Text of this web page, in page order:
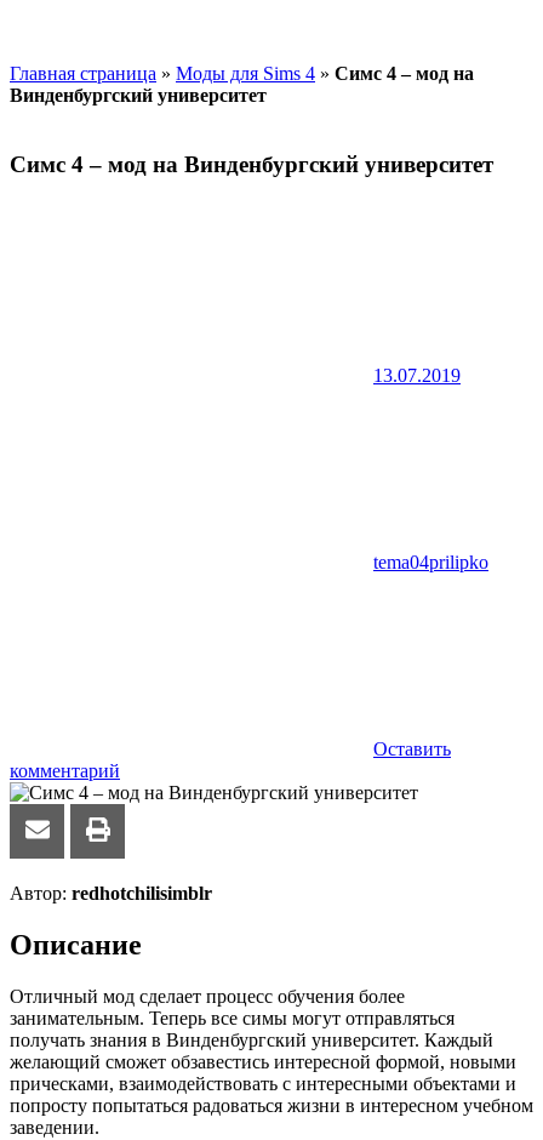
Главная страница » Моды для Sims 4 » Симс 4 – мод на
Винденбургский университет
Симс 4 – мод на Винденбургский университет
13.07.2019
tema04prilipko
Оставить
комментарий
Автор: redhotchilisimblr
Описание
Отличный мод сделает процесс обучения более
занимательным. Теперь все симы могут отправляться
получать знания в Винденбургский университет. Каждый
желающий сможет обзавестись интересной формой, новыми
прическами, взаимодействовать с интересными объектами и
попросту попытаться радоваться жизни в интересном учебном
заведении.